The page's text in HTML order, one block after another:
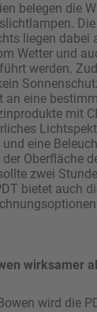
belegen die
liegen dabei
Wetter und
werden.
an eine
mit
eine
Oberfläche
zwei
bietet auch
wirksamer
wird die